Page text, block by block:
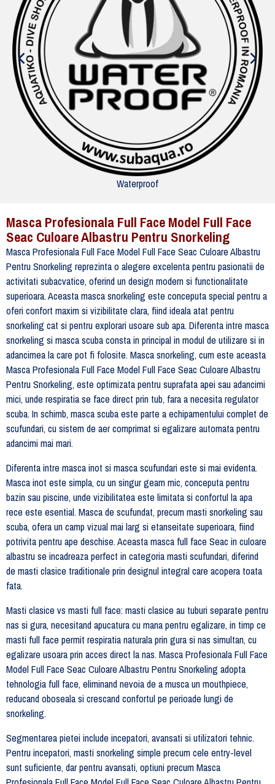
Waterproof
Masca Profesionala Full Face Model Full Face
Seac Culoare Albastru Pentru Snorkeling
Masca Profesionala Full Face Model Full Face Seac Culoare Albastru
Pentru Snorkeling reprezinta o alegere excelenta pentru pasionatii de
activitati subacvatice, oferind un design modern si functionalitate
superioara. Aceasta masca snorkeling este conceputa special pentru a
oferi confort maxim si vizibilitate clara, fiind ideala atat pentru
snorkeling cat si pentru explorari usoare sub apa. Diferenta intre masca
snorkeling si masca scuba consta in principal in modul de utilizare si in
adancimea la care pot fi folosite. Masca snorkeling, cum este aceasta
Masca Profesionala Full Face Model Full Face Seac Culoare Albastru
Pentru Snorkeling, este optimizata pentru suprafata apei sau adancimi
mici, unde respiratia se face direct prin tub, fara a necesita regulator
scuba. In schimb, masca scuba este parte a echipamentului complet de
scufundari, cu sistem de aer comprimat si egalizare automata pentru
adancimi mai mari.
Diferenta intre masca inot si masca scufundari este si mai evidenta.
Masca inot este simpla, cu un singur geam mic, conceputa pentru
bazin sau piscine, unde vizibilitatea este limitata si confortul la apa
rece este esential. Masca de scufundat, precum masti snorkeling sau
scuba, ofera un camp vizual mai larg si etanseitate superioara, fiind
potrivita pentru ape deschise. Aceasta masca full face Seac in culoare
albastru se incadreaza perfect in categoria masti scufundari, diferind
de masti clasice traditionale prin designul integral care acopera toata
fata.
Masti clasice vs masti full face: masti clasice au tuburi separate pentru
nas si gura, necesitand apucatura cu mana pentru egalizare, in timp ce
masti full face permit respiratia naturala prin gura si nas simultan, cu
egalizare usoara prin acces direct la nas. Masca Profesionala Full Face
Model Full Face Seac Culoare Albastru Pentru Snorkeling adopta
tehnologia full face, eliminand nevoia de a musca un mouthpiece,
reducand oboseala si crescand confortul pe perioade lungi de
snorkeling.
Segmentarea pietei include incepatori, avansati si utilizatori tehnic.
Pentru incepatori, masti snorkeling simple precum cele entry-level
sunt suficiente, dar pentru avansati, optiuni precum Masca